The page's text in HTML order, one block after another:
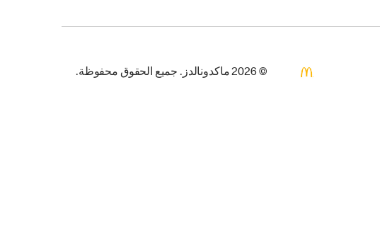
© 2026 ماكدونالدز. جميع الحقوق محفوظة.